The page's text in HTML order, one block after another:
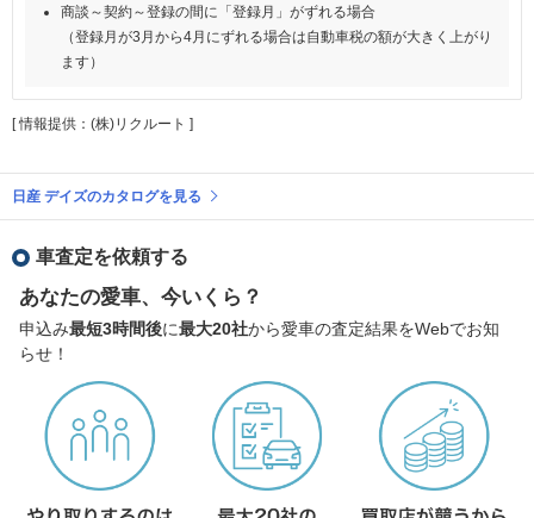
商談～契約～登録の間に「登録月」がずれる場合
（登録月が3月から4月にずれる場合は自動車税の額が大きく上がり
ます）
[ 情報提供：(株)リクルート ]
日産 デイズのカタログを見る
車査定を依頼する
あなたの愛車、今いくら？
申込み最短3時間後に最大20社から愛車の査定結果をWebでお知
らせ！